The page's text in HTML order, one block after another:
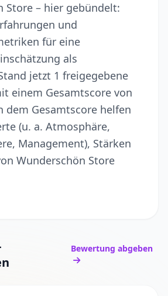
Store – hier gebündelt:
und
für eine
als
jetzt 1 freigegebene
einem Gesamtscore von
dem Gesamtscore helfen
(u. a. Atmosphäre,
Management), Stärken
Wunderschön Store
Bewertung abgeben